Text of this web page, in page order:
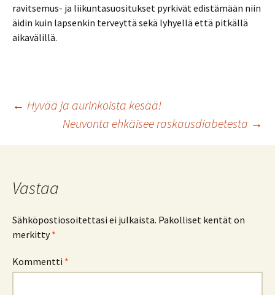
ravitsemus- ja liikuntasuositukset pyrkivät edistämään niin
äidin kuin lapsenkin terveyttä sekä lyhyellä että pitkällä
aikavälillä.
Artikkelien
selaus
← Hyvää ja aurinkoista kesää!
Neuvonta ehkäisee raskausdiabetesta →
Vastaa
Sähköpostiosoitettasi ei julkaista. Pakolliset kentät on
merkitty*
Kommentti *